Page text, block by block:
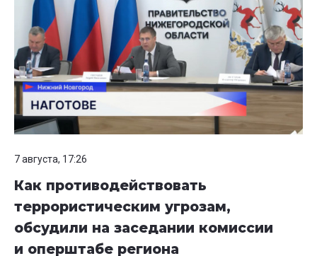
7 августа, 17:26
Как противодействовать
террористическим угрозам,
обсудили на заседании комиссии
и оперштабе региона